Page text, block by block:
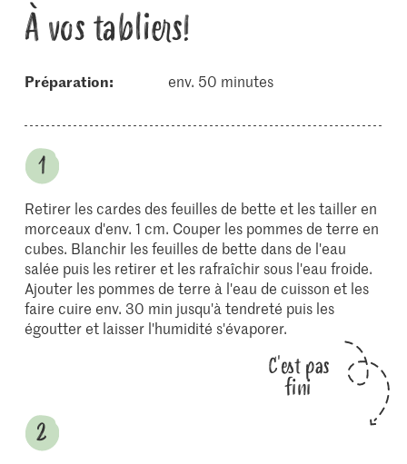
À vos tabliers!
Préparation: env. 50 minutes
Retirer les cardes des feuilles de bette et les tailler en
morceaux d'env. 1 cm. Couper les pommes de terre en
cubes. Blanchir les feuilles de bette dans de l'eau
salée puis les retirer et les rafraîchir sous l'eau froide.
Ajouter les pommes de terre à l'eau de cuisson et les
faire cuire env. 30 min jusqu'à tendreté puis les
égoutter et laisser l'humidité s'évaporer.
C'est pas
fini